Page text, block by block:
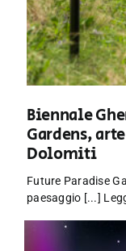
Biennale
Gardens,
Dolomiti
Future Paradise
paesaggio [...]